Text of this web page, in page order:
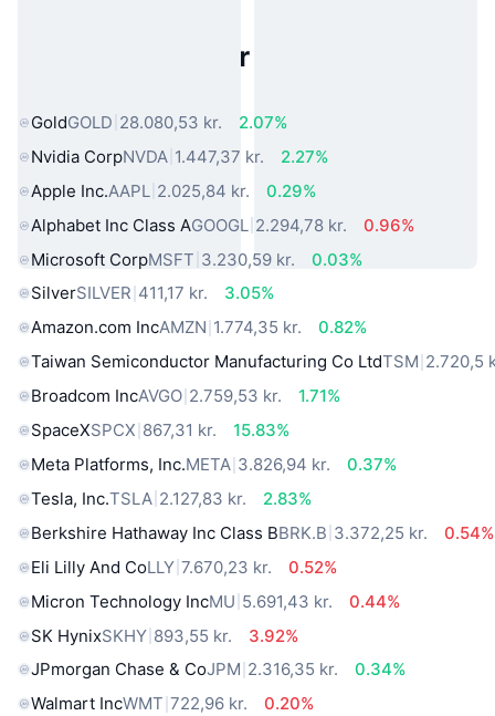
Populære aktiver fra den virkelige
GoldGOLD 28.080,53 kr.
2.07%
Nvidia CorpNVDA 1.447,37 kr.
2.27%
Apple Inc.AAPL 2.025,84 kr.
0.29%
Alphabet Inc Class AGOOGL 2.294,78 kr.
0.96%
Microsoft CorpMSFT 3.230,59 kr.
0.03%
SilverSILVER 411,17 kr.
3.05%
Amazon.com IncAMZN 1.774,35 kr.
0.82%
Taiwan Semiconductor Manufacturing Co LtdTSM 2.720,5
Broadcom IncAVGO 2.759,53 kr.
1.71%
SpaceXSPCX 867,31 kr.
15.83%
Meta Platforms, Inc.META 3.826,94 kr.
0.37%
Tesla, Inc.TSLA 2.127,83 kr.
2.83%
Berkshire Hathaway Inc Class BBRK.B 3.372,25 kr.
0.54%
Eli Lilly And CoLLY 7.670,23 kr.
0.52%
Micron Technology IncMU 5.691,43 kr.
0.44%
SK HynixSKHY 893,55 kr.
3.92%
JPmorgan Chase & CoJPM 2.316,35 kr.
0.34%
Walmart IncWMT 722,96 kr. 0.20%